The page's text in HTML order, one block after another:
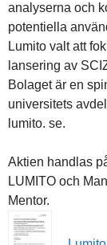
analyserna och
potentiella
Lumito valt att
lansering av
Bolaget är en
universitets
lumito. se.
Aktien handlas
LUMITO och
Mentor.